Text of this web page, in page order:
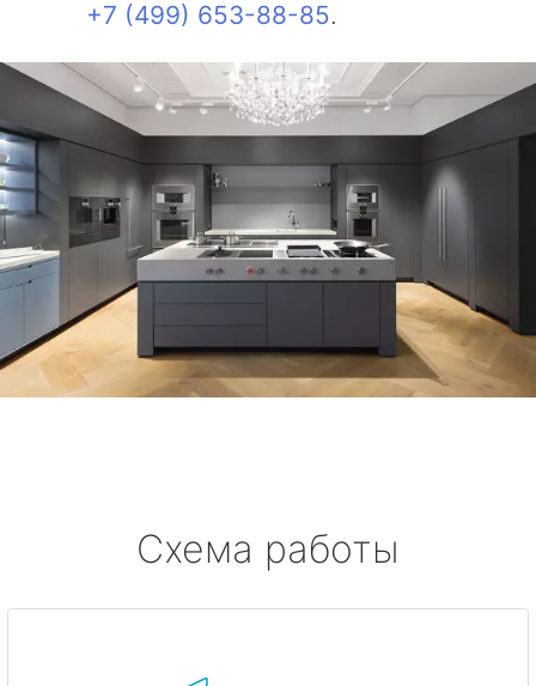
+7 (499) 653-88-85.
Схема работы